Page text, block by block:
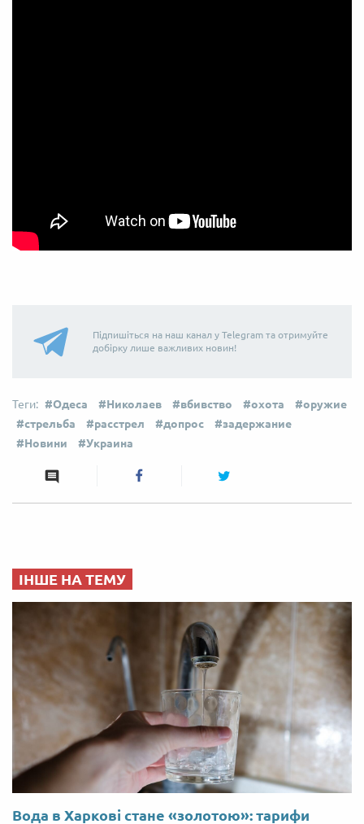
Підпишіться на наш канал у Telegram та отримуйте
добірку лише важливих новин!
Одеса Николаев вбивство охота
оружие
стрельба
расстрел допрос
задержание
Новини
Украина
ІНШЕ НА ТЕМУ
Вода в Харкові стане «золотою»: тарифи